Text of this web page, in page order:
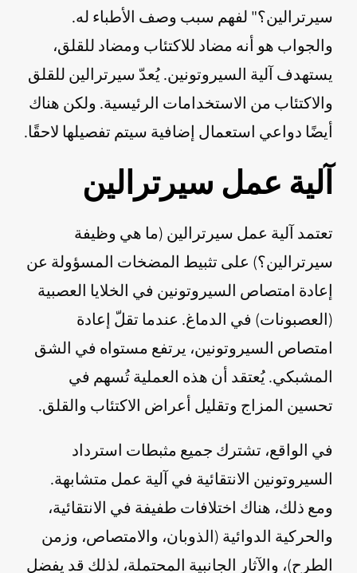
سيرترالين؟" لفهم سبب وصف الأطباء له.
والجواب هو أنه مضاد للاكتئاب ومضاد للقلق،
يستهدف آلية السيروتونين. يُعدّ سيرترالين للقلق
والاكتئاب من الاستخدامات الرئيسية. ولكن هناك
أيضًا دواعي استعمال إضافية سيتم تفصيلها لاحقًا.
آلية عمل سيرترالين
تعتمد آلية عمل سيرترالين (ما هي وظيفة
سيرترالين؟) على تثبيط المضخات المسؤولة عن
إعادة امتصاص السيروتونين في الخلايا العصبية
(العصبونات) في الدماغ. عندما تقلّ إعادة
امتصاص السيروتونين، يرتفع مستواه في الشق
المشبكي. يُعتقد أن هذه العملية تُسهم في
تحسين المزاج وتقليل أعراض الاكتئاب والقلق.
في الواقع، تشترك جميع مثبطات استرداد
السيروتونين الانتقائية في آلية عمل متشابهة.
ومع ذلك، هناك اختلافات طفيفة في الانتقائية،
والحركية الدوائية (الذوبان، والامتصاص، وزمن
الطرح)، والآثار الجانبية المحتملة، لذلك قد يفضل